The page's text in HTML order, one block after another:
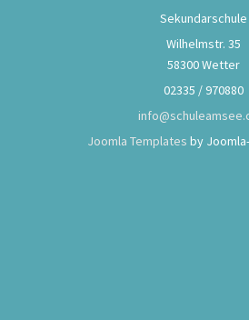
Sekundarschule
Wilhelmstr. 35
58300 Wetter
02335 / 970880
Joomla Templates by